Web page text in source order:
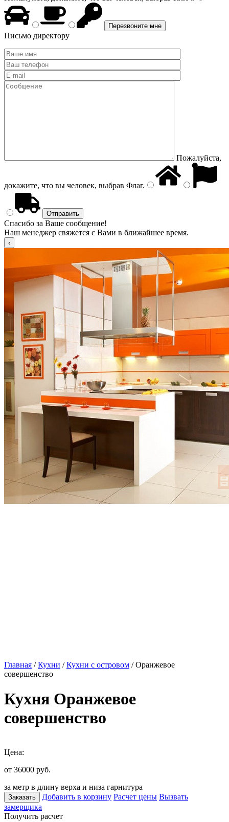
Письмо директору
Пожалуйста,
докажите, что вы человек, выбрав Флаг.
Спасибо за Ваше сообщение!
Наш менеджер свяжется с Вами в ближайшее время.
Главная /Кухни /Кухни с островом / Оранжевое
совершенство
Кухня Оранжевое
совершенство
Цена:
от 36000 руб.
за метр в длину верха и низа гарнитура
Заказать Добавить в корзину Расчет цены Вызвать
замерщика
Получить расчет